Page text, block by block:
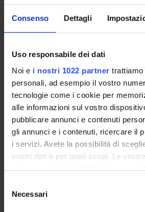
Consenso Dettagli
Uso responsabile dei dati
Noi e i nostri 1022 partner
personali, ad esempio il vostro
tecnologie come i cookie per
alle informazioni sul vostro
pubblicare annunci e contenuti
gli annunci e i contenuti, ricercare il
i servizi. Avete la possibilità di
vostri dati e per quali scopi. Le
privacy sono applicabili solo su
modificare o revocare il proprio
momento dalla Dichiarazione sui
delNecessari
Percorso formativo 24CFU
0 anni
Organo di controllo
Collegio Didattico 30-60 CFU
Sede
VERONA
Dipartimento di riferimento
Scienze Umane
Macro area